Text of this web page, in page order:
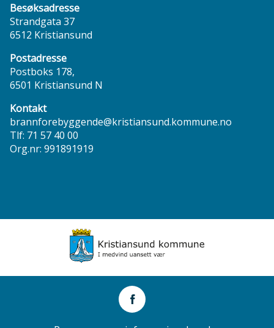
Besøksadresse
Strandgata 37
6512 Kristiansund
Postadresse
Postboks 178,
6501 Kristiansund N
Kontakt
brannforebyggende@kristiansund.kommune.no
Tlf: 71 57 40 00
Org.nr: 991891919
Brann-
og
redningstjeneste